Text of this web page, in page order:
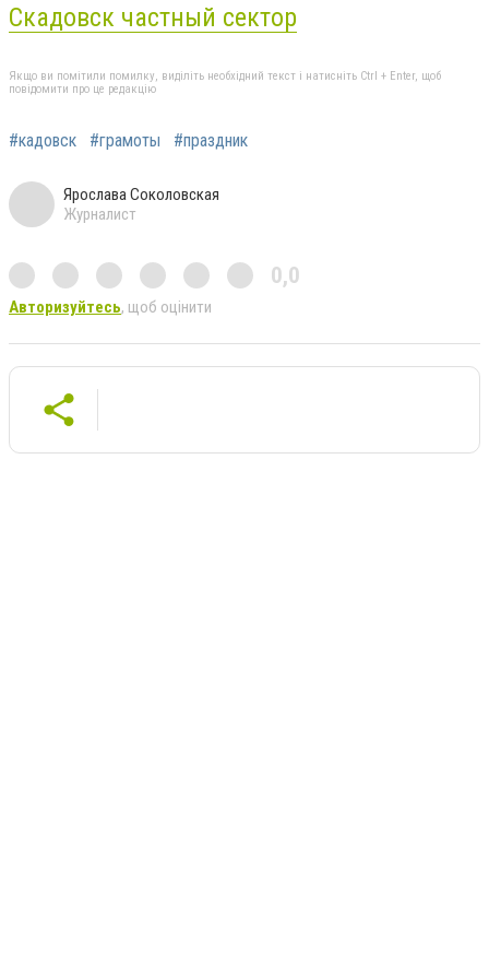
Скадовск частный сектор
Якщо ви помітили помилку, виділіть необхідний текст і натисніть Ctrl + Enter, щоб
повідомити про це редакцію
#кадовск #грамоты #праздник
Ярослава Соколовская
Журналист
0,0
Авторизуйтесь, щоб оцінити